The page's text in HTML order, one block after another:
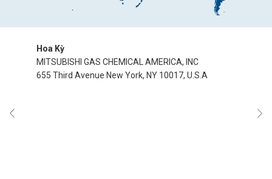
Mitsubishi Gas Chemical Company, Inc.
Phòng Vật liệu Polyme
Hoa Kỳ
MITSUBISHI GAS CHEMICAL AMERICA, INC
655 Third Avenue New York, NY 10017, U.S.A
MITSUBISHI GAS CHEMICAL EUROPE GMBH
Immermannstr.14-16 40210 Dusseldorf, Germany
MITSUBISHI GAS CHEMICAL SHANGHAI COMMERCE
LTD.
MITSUBISHI GAS CHEMICAL SINGAPORE PTE. LTD.
4 Shenton Way #28-01 SGX Centre 2,